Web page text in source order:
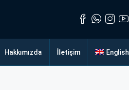
Hakkımızda İletişim English